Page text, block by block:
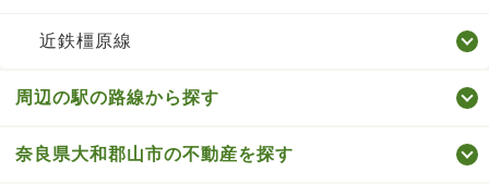
近鉄橿原線
周辺の駅の路線から探す
奈良県大和郡山市の不動産を探す